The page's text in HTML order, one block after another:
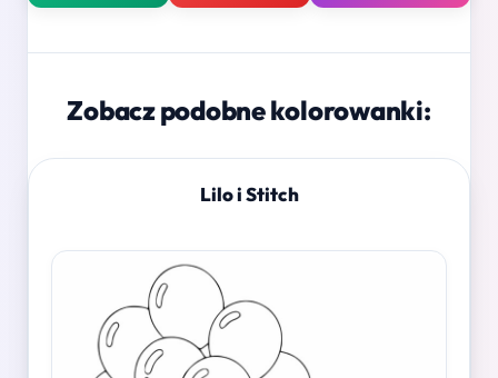
Zobacz podobne kolorowanki:
Lilo i Stitch